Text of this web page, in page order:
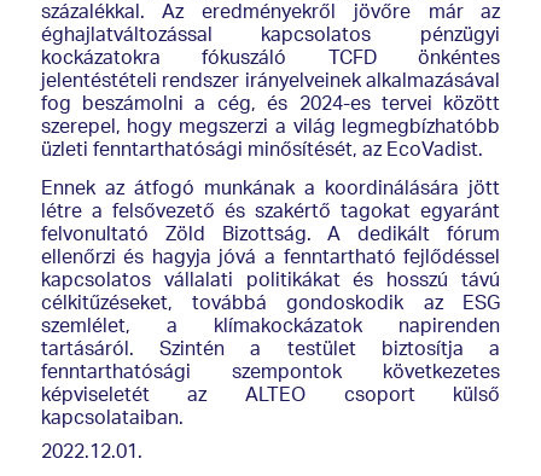
százalékkal. Az eredményekről jövőre már az
éghajlatváltozással kapcsolatos pénzügyi
kockázatokra fókuszáló TCFD önkéntes
jelentéstételi rendszer irányelveinek alkalmazásával
fog beszámolni a cég, és 2024-es tervei között
szerepel, hogy megszerzi a világ legmegbízhatóbb
üzleti fenntarthatósági minősítését, az EcoVadist.
Ennek az átfogó munkának a koordinálására jött
létre a felsővezető és szakértő tagokat egyaránt
felvonultató Zöld Bizottság. A dedikált fórum
ellenőrzi és hagyja jóvá a fenntartható fejlődéssel
kapcsolatos vállalati politikákat és hosszú távú
célkitűzéseket, továbbá gondoskodik az ESG
szemlélet, a klímakockázatok napirenden
tartásáról. Szintén a testület biztosítja a
fenntarthatósági szempontok következetes
képviseletét az ALTEO csoport külső
kapcsolataiban.
2022.12.01.